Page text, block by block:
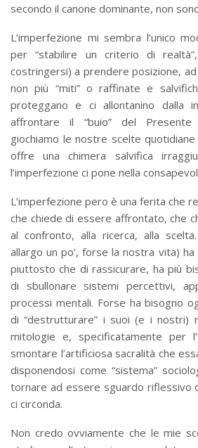
secondo il canone dominante, non
L’imperfezione mi sembra l’unico
per “stabilire un criterio di
costringersi) a prendere posizione,
non più “miti” o raffinate e
proteggano e ci allontanino dalla
affrontare il “buio” del
giochiamo le nostre scelte quotidiane
offre una chimera salvifica
l’imperfezione ci pone nella
L’imperfezione pero è una ferita che
che chiede di essere affrontato, che
al confronto, alla ricerca, alla
allargo un po’, forse la nostra vita)
piuttosto che di rassicurare, ha più
di sbullonare sistemi percettivi,
processi mentali. Forse ha bisogno
di “destrutturare” i suoi (e i nostri)
mitologie e, specificatamente per
smontare l’artificiosa sacralità che
disponendosi come “sistema”
tornare ad essere sguardo riflessivo
ci circonda.
Non credo ovviamente che le mie